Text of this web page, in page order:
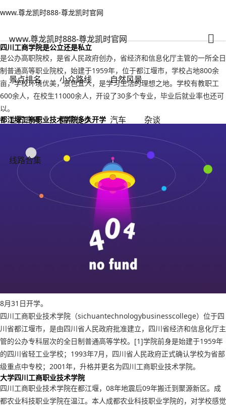
www.尊龙凯时888-尊龙凯时官网
www.尊龙凯时888-尊龙凯时官网
景点排名 小众路线 自然风景
世界奇观 露营徒步 汽车 杂谈
线路合集
www.尊龙凯时888-尊龙凯时官网
工商学院都江堰？都江堰工商学院是什么学校-www.尊龙凯时888
四川工商学院是公立还是私立
是公办高职院校，是省人民政府创办，省经济和信息化厅主管的一所全日
制普通高等职业院校，始建于1959年，位于都江堰市，学校占地800余
亩，学校环境优美，景色宜人，是学习生活的理想之地。学校有教职工
600余人，在校生11000余人，开设了30多个专业，毕业后就业率也还可
以。
都江堰工商职业技术学院多久开学
8月31日开学。
四川工商职业技术学院（sichuantechnologybusinesscollege）位于四
川省都江堰市，是由四川省人民政府批准建立，四川省经济和信息化厅主
管的公办专科层次的全日制普通高等学校。[1]学院前身是始建于1959年
的四川省轻工业学校；1993年7月，四川省人民政府正式确认学校为省部
级重点中专校；2001年，升格并更名为四川工商职业技术学院。
大学四川工商职业技术学院
四川工商职业技术学院在都江堰，08年地震后09年搬迁到聚源新区。成
都农业科技职业学院在温江。本人成都农业科技职业学院的，对学校感觉